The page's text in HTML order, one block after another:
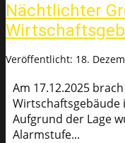
Nächtlichter
Veröffentlicht: 18.
Am 17.12.2025
Wirtschaftsgebäude
Aufgrund der Lage
Alarmstufe...